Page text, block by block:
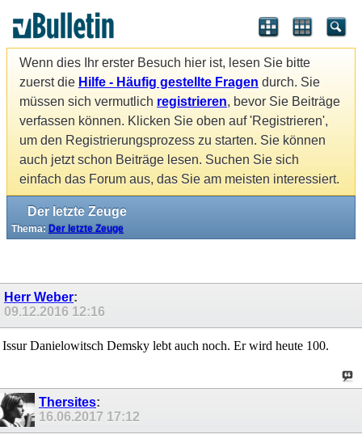
Wenn dies Ihr erster Besuch hier ist, lesen Sie bitte
zuerst die Hilfe - Häufig gestellte Fragen durch. Sie
müssen sich vermutlich registrieren, bevor Sie Beiträge
verfassen können. Klicken Sie oben auf 'Registrieren',
um den Registrierungsprozess zu starten. Sie können
auch jetzt schon Beiträge lesen. Suchen Sie sich
einfach das Forum aus, das Sie am meisten interessiert.
Der letzte Zeuge
Thema: Der letzte Zeuge
Herr Weber:
09.12.2016 12:16
Issur Danielowitsch Demsky lebt auch noch. Er wird heute 100.
Thersites:
16.06.2017 17:12